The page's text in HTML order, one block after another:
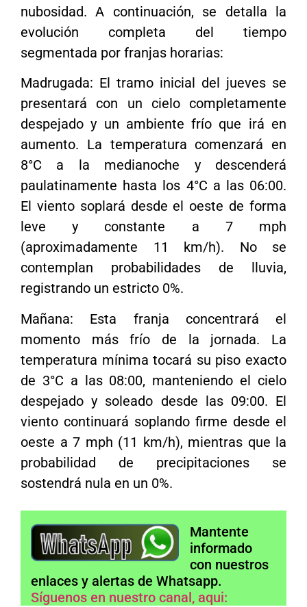
nubosidad. A continuación, se detalla la
evolución completa del tiempo
segmentada por franjas horarias:
Madrugada: El tramo inicial del jueves se
presentará con un cielo completamente
despejado y un ambiente frío que irá en
aumento. La temperatura comenzará en
8°C a la medianoche y descenderá
paulatinamente hasta los 4°C a las 06:00.
El viento soplará desde el oeste de forma
leve y constante a 7 mph
(aproximadamente 11 km/h). No se
contemplan probabilidades de lluvia,
registrando un estricto 0%.
Mañana: Esta franja concentrará el
momento más frío de la jornada. La
temperatura mínima tocará su piso exacto
de 3°C a las 08:00, manteniendo el cielo
despejado y soleado desde las 09:00. El
viento continuará soplando firme desde el
oeste a 7 mph (11 km/h), mientras que la
probabilidad de precipitaciones se
sostendrá nula en un 0%.
Mantente
informado
con nuestros
enlaces y alertas de Whatsapp.
Síguenos en nuestro canal, aqui: